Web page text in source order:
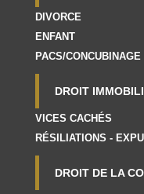
DIVORCE
ENFANT
PACS/CONCUBINAGE
DROIT
VICES CACHÉS
RÉSILIATIONS -
DROIT DE LA